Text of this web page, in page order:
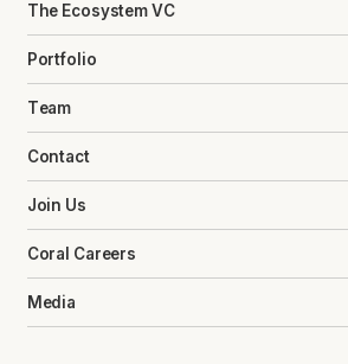
The Ecosystem VC
Portfolio
Team
Contact
Join Us
Coral Careers
Media